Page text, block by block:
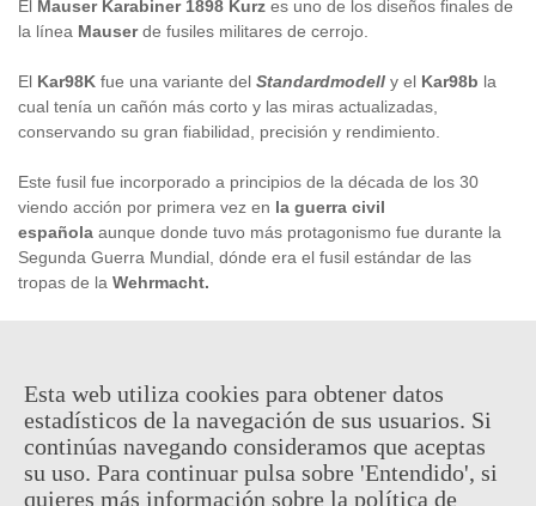
El Mauser Karabiner 1898 Kurz es uno de los diseños finales de
la línea Mauserde fusiles militares de cerrojo.
El Kar98K fue una variante del Standardmodell y el Kar98b la
cual tenía un cañón más corto y las miras actualizadas,
conservando su gran fiabilidad, precisión y rendimiento.
Este fusil fue incorporado a principios de la década de los 30
viendo acción por primera vez en la guerra civil
española aunque donde tuvo más protagonismo fue durante la
Segunda Guerra Mundial, dónde era el fusil estándar de las
tropas de la Wehrmacht.
247,95 € (impuestos inc.)
Consultar disponibilidad
Esta web utiliza cookies para obtener datos
estadísticos de la navegación de sus usuarios. Si
continúas navegando consideramos que aceptas
su uso. Para continuar pulsa sobre 'Entendido', si
quieres más información sobre la política de